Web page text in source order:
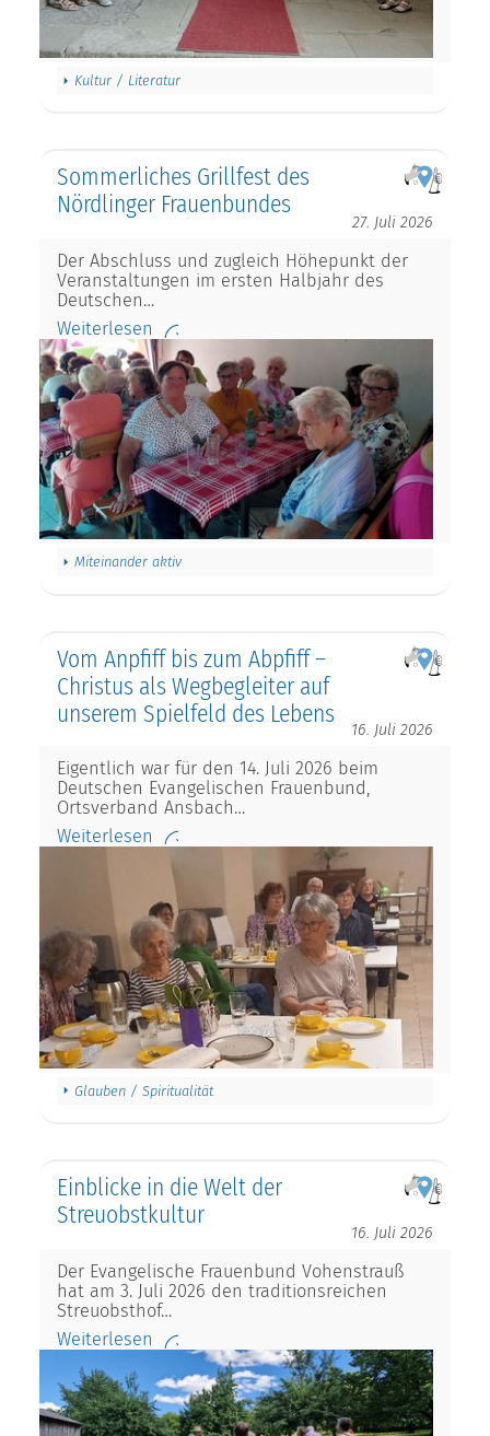
Kultur / Literatur
Sommerliches Grillfest des
Nördlinger Frauenbundes
27. Juli 2026
Der Abschluss und zugleich Höhepunkt der
Veranstaltungen im ersten Halbjahr des
Deutschen…
Weiterlesen
Miteinander aktiv
Vom Anpfiff bis zum Abpfiff –
Christus als Wegbegleiter auf
unserem Spielfeld des Lebens
16. Juli 2026
Eigentlich war für den 14. Juli 2026 beim
Deutschen Evangelischen Frauenbund,
Ortsverband Ansbach…
Weiterlesen
Glauben / Spiritualität
Einblicke in die Welt der
Streuobstkultur
16. Juli 2026
Der Evangelische Frauenbund Vohenstrauß
hat am 3. Juli 2026 den traditionsreichen
Streuobsthof…
Weiterlesen